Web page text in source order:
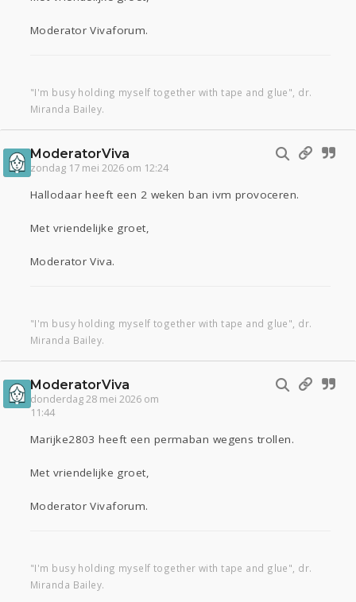
Moderator Vivaforum.
"I'm busy holding myself together with tape and glue", dr.
Miranda Bailey.
ModeratorViva
zondag 17 mei 2026 om 12:24
Hallodaar heeft een 2 weken ban ivm provoceren.
Met vriendelijke groet,
Moderator Viva.
"I'm busy holding myself together with tape and glue", dr.
Miranda Bailey.
ModeratorViva
donderdag 28 mei 2026 om
11:44
Marijke2803 heeft een permaban wegens trollen.
Met vriendelijke groet,
Moderator Vivaforum.
"I'm busy holding myself together with tape and glue", dr.
Miranda Bailey.